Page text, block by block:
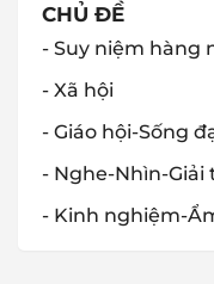
CHỦ ĐỀ
- Suy niệm hàng
- Xã hội
- Giáo hội-Sống
- Nghe-Nhìn-Giải
- Kinh nghiệm-